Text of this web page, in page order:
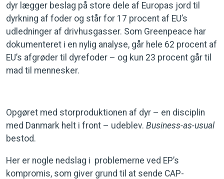
dyr lægger beslag på store dele af Europas jord til
dyrkning af foder og står for 17 procent af EU’s
udledninger af drivhusgasser. Som Greenpeace har
dokumenteret i en nylig analyse, går hele 62 procent af
EU’s afgrøder til dyrefoder – og kun 23 procent går til
mad til mennesker.
Opgøret med storproduktionen af dyr – en disciplin
med Danmark helt i front – udeblev. Business-as-usual
bestod.
Her er nogle nedslag i problemerne ved EP’s
kompromis, som giver grund til at sende CAP-